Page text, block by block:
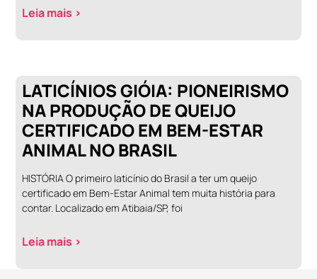
Leia mais >
LATICÍNIOS GIÓIA: PIONEIRISMO
NA PRODUÇÃO DE QUEIJO
CERTIFICADO EM BEM-ESTAR
ANIMAL NO BRASIL
HISTÓRIA O primeiro laticínio do Brasil a ter um queijo
certificado em Bem-Estar Animal tem muita história para
contar. Localizado em Atibaia/SP, foi
Leia mais >